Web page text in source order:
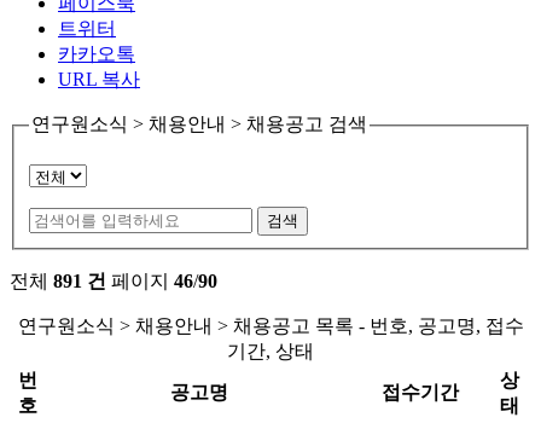
트위터
카카오톡
URL 복사
연구원소식 > 채용안내 > 채용공고 검색
검색
전체 891 건 페이지 46/90
연구원소식 > 채용안내 > 채용공고 목록 - 번호, 공고명, 접수
기간, 상태
번
호
공고명 접수기간
상
태